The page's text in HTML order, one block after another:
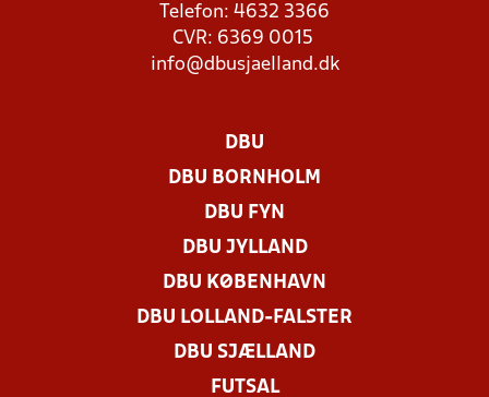
Telefon: 4632 3366
CVR: 6369 0015
info@dbusjaelland.dk
DBU
DBU BORNHOLM
DBU FYN
DBU JYLLAND
DBU KØBENHAVN
DBU LOLLAND-FALSTER
DBU SJÆLLAND
FUTSAL